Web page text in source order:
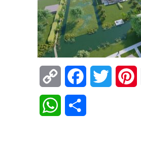
Copy
Link
FacebookTwitter
WhatsApp